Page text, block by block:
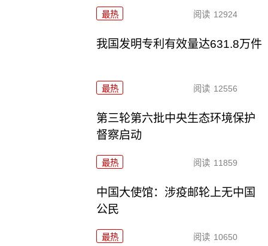
最热 阅读 12924
我国发明专利有效量达631.8万件
最热 阅读 12556
第三轮第六批中央生态环境保护
督察启动
最热 阅读 11859
中国大使馆：涉疫邮轮上无中国
公民
最热 阅读 10650